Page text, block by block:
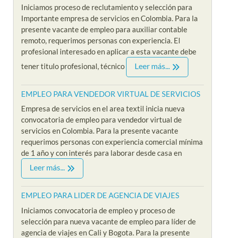
Iniciamos proceso de reclutamiento y selección para
Importante empresa de servicios en Colombia. Para la
presente vacante de empleo para auxiliar contable
remoto, requerimos personas con experiencia. El
profesional interesado en aplicar a esta vacante debe
tener titulo profesional, técnico
Leer más...
EMPLEO PARA VENDEDOR VIRTUAL DE SERVICIOS
Empresa de servicios en el area textil inicia nueva
convocatoria de empleo para vendedor virtual de
servicios en Colombia. Para la presente vacante
requerimos personas con experiencia comercial mínima
de 1 año y con interés para laborar desde casa en
Leer más...
EMPLEO PARA LIDER DE AGENCIA DE VIAJES
Iniciamos convocatoria de empleo y proceso de
selección para nueva vacante de empleo para líder de
agencia de viajes en Cali y Bogota. Para la presente